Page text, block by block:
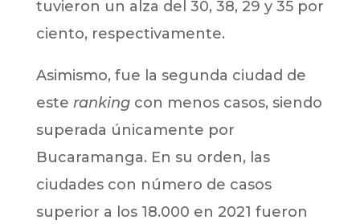
tuvieron un alza del 30, 38, 29 y 35 por
ciento, respectivamente.
Asimismo, fue la segunda ciudad de
este rankingcon menos casos, siendo
superada únicamente por
Bucaramanga. En su orden, las
ciudades con número de casos
superior a los 18.000 en 2021 fueron